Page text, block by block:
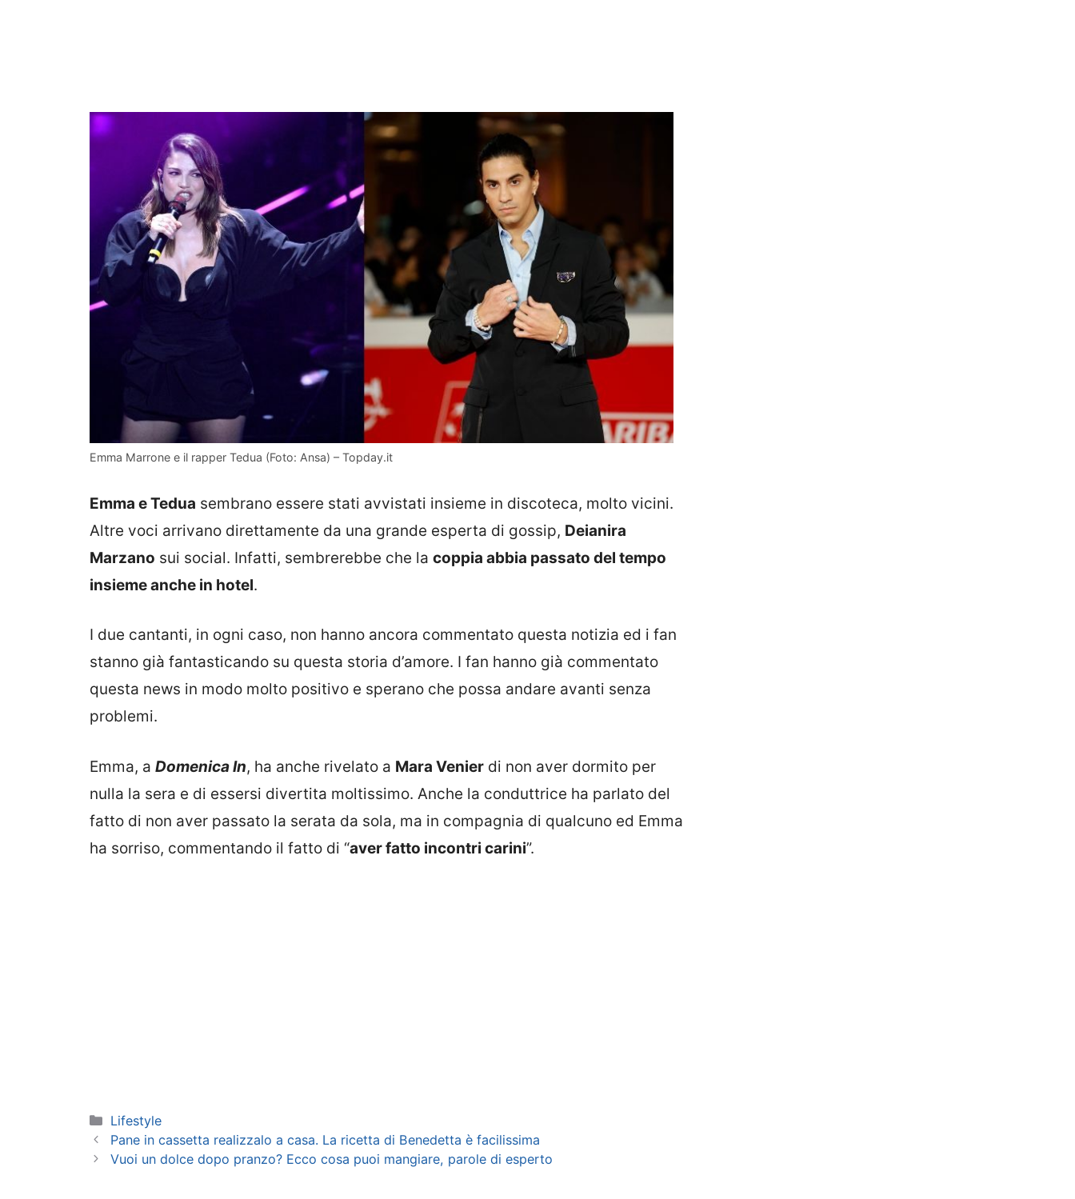
Emma Marrone e il rapper Tedua (Foto: Ansa) – Topday.it
Emma e Tedua sembrano essere stati avvistati insieme in discoteca, molto vicini.
Altre voci arrivano direttamente da una grande esperta di gossip, Deianira
Marzano sui social. Infatti, sembrerebbe che la coppia abbia passato del tempo
insieme anche in hotel.
I due cantanti, in ogni caso, non hanno ancora commentato questa notizia ed i fan
stanno già fantasticando su questa storia d’amore. I fan hanno già commentato
questa news in modo molto positivo e sperano che possa andare avanti senza
problemi.
Emma, a Domenica In, ha anche rivelato a Mara Venier di non aver dormito per
nulla la sera e di essersi divertita moltissimo. Anche la conduttrice ha parlato del
fatto di non aver passato la serata da sola, ma in compagnia di qualcuno ed Emma
ha sorriso, commentando il fatto di “aver fatto incontri carini”.
Categorie
Lifestyle
Pane in cassetta realizzalo a casa. La ricetta di Benedetta è facilissima
Vuoi un dolce dopo pranzo? Ecco cosa puoi mangiare, parole di esperto